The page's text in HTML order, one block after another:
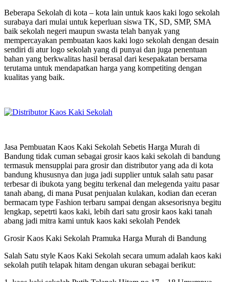
Beberapa Sekolah di kota – kota lain untuk kaos kaki logo sekolah
surabaya dari mulai untuk keperluan siswa TK, SD, SMP, SMA
baik sekolah negeri maupun swasta telah banyak yang
mempercayakan pembuatan kaos kaki logo sekolah dengan desain
sendiri di atur logo sekolah yang di punyai dan juga penentuan
bahan yang berkwalitas hasil berasal dari kesepakatan bersama
terutama untuk mendapatkan harga yang kompetiting dengan
kualitas yang baik.
Jasa Pembuatan Kaos Kaki Sekolah Sebetis Harga Murah di
Bandung tidak cuman sebagai grosir kaos kaki sekolah di bandung
termasuk mensupplai para grosir dan distributor yang ada di kota
bandung khususnya dan juga jadi supplier untuk salah satu pasar
terbesar di ibukota yang begitu terkenal dan melegenda yaitu pasar
tanah abang, di mana Pusat penjualan kulakan, kodian dan eceran
bermacam type Fashion terbaru sampai dengan aksesorisnya begitu
lengkap, sepetrti kaos kaki, lebih dari satu grosir kaos kaki tanah
abang jadi mitra kami untuk kaos kaki sekolah Pendek
Grosir Kaos Kaki Sekolah Pramuka Harga Murah di Bandung
Salah Satu style Kaos Kaki Sekolah secara umum adalah kaos kaki
sekolah putih telapak hitam dengan ukuran sebagai berikut: